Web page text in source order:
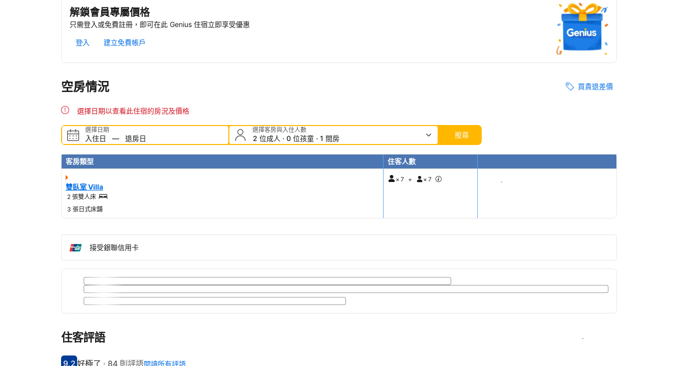
解鎖會員專屬價格
只需登入或免費註冊，即可在此 Genius 住宿立即享受優惠
登入 建立免費帳戶
空房情況 買貴退差價
選擇日期以查看此住宿的房況及價格
選擇日期
入住日 — 退房日
選擇客房與入住人數
2 位成人 · 0 位孩童 · 1 間房 搜尋
客房類型 住客人數
雙臥室 Villa
2 張雙人床
3 張日式床舖
× 7 + × 7 顯示價格
接受銀聯信用卡
住客評語 查看客房供應情況
9.2 好極了 · 84 則評語閱讀所有評語